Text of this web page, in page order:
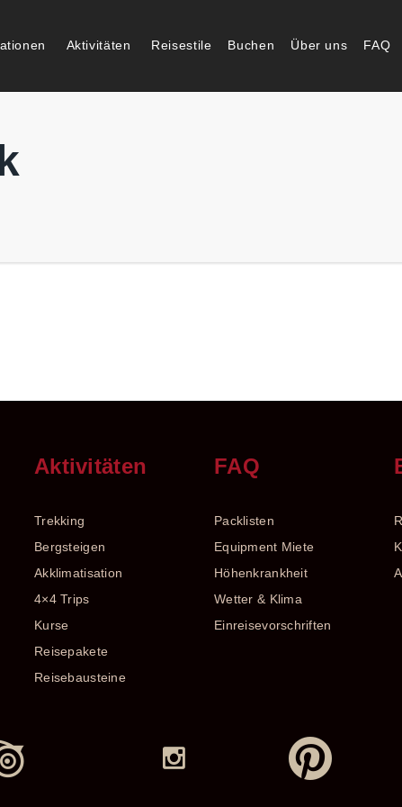
Aktivitäten Reisestile Buchen Über uns FAQ
Aktivitäten
Trekking
Bergsteigen
Akklimatisation
4×4 Trips
Kurse
Reisepakete
Reisebausteine
FAQ
Packlisten
Equipment Miete
Höhenkrankheit
Wetter & Klima
Einreisevorschriften